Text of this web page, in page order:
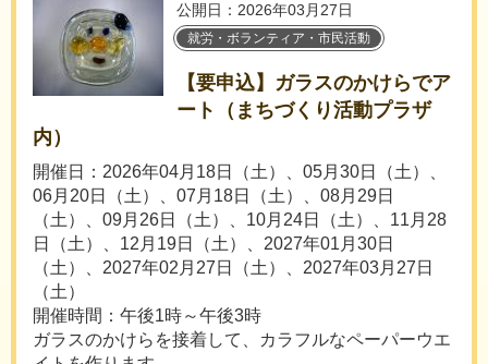
公開日：2026年03月27日
就労・ボランティア・市民活動
【要申込】ガラスのかけらでア
ート（まちづくり活動プラザ
内）
開催日：2026年04月18日（土）、05月30日（土）、
06月20日（土）、07月18日（土）、08月29日
（土）、09月26日（土）、10月24日（土）、11月28
日（土）、12月19日（土）、2027年01月30日
（土）、2027年02月27日（土）、2027年03月27日
（土）
開催時間：午後1時～午後3時
ガラスのかけらを接着して、カラフルなペーパーウエ